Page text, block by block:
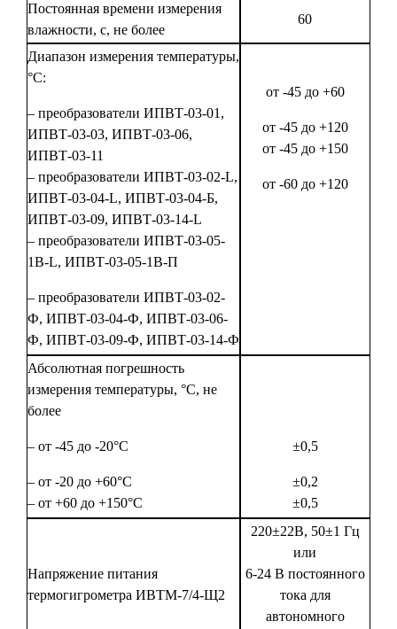
Постоянная времени измерения
влажности, с, не более
60
Диапазон измерения температуры,
°С:
– преобразователи ИПВТ-03-01,
ИПВТ-03-03, ИПВТ-03-06,
ИПВТ-03-11
– преобразователи ИПВТ-03-02-L,
ИПВТ-03-04-L, ИПВТ-03-04-Б,
ИПВТ-03-09, ИПВТ-03-14-L
– преобразователи ИПВТ-03-05-
1В-L, ИПВТ-03-05-1В-П
– преобразователи ИПВТ-03-02-
Ф, ИПВТ-03-04-Ф, ИПВТ-03-06-
Ф, ИПВТ-03-09-Ф, ИПВТ-03-14-Ф
от -45 до +60
от -45 до +120
от -45 до +150
от -60 до +120
Абсолютная погрешность
измерения температуры, °С, не
более
– от -45 до -20°С
– от -20 до +60°С
– от +60 до +150°С
±0,5
±0,2
±0,5
Напряжение питания
термогигрометра ИВТМ-7/4-Щ2
220±22В, 50±1 Гц
или
6-24 В постоянного
тока для
автономного